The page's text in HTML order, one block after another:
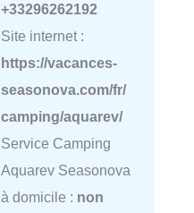
+33296262192
Site internet :
https://vacances-
seasonova.com/fr/
camping/aquarev/
Service Camping
Aquarev Seasonova
à domicile : non